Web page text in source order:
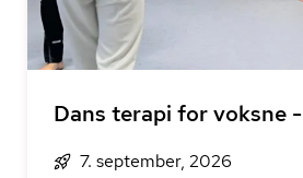
Dans terapi for voksne
7. september, 2026